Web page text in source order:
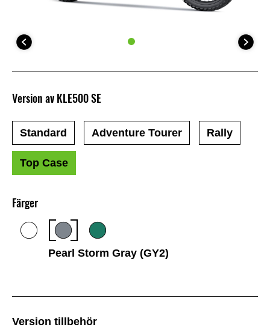
Färger
Pearl Storm Gray (GY2)
Version av KLE500 SE
Standard Adventure Tourer Rally
Top Case
Version tillbehör